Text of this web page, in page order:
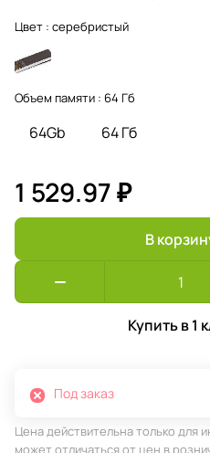
Цвет : серебристый
Объем памяти : 64 Гб
64Gb 64 Гб
1 529.97 ₽
В
Купить в 1
Под заказ
Цена действительна только для